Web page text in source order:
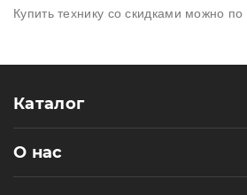
10:00
Вс
выходной
Купить технику со скидками можно по
Каталог
О нас